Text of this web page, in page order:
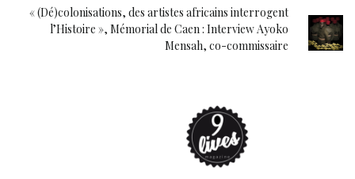
« (Dé)colonisations, des artistes africains interrogent
l’Histoire », Mémorial de Caen : Interview Ayoko
Mensah, co-commissaire